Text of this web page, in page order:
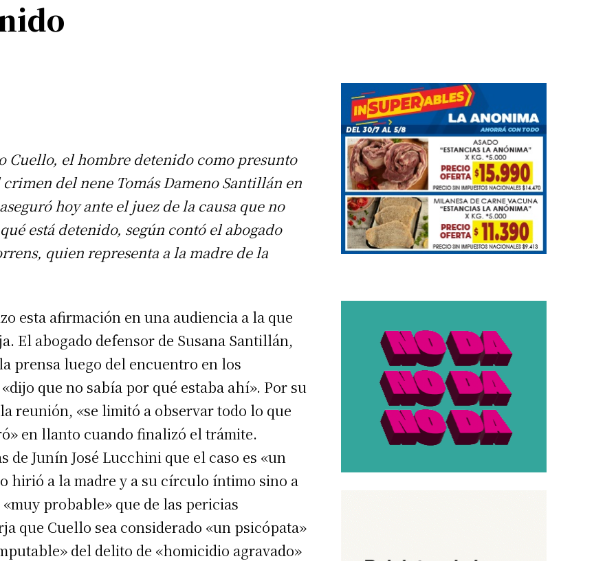
Cuello, el hombre detenido como presunto
del nene Tomás Dameno Santillán en
hoy ante el juez de la causa que no
está detenido, según contó el abogado
quien representa a la madre de la
esta afirmación en una audiencia a la que
El abogado defensor de Susana Santillán,
prensa luego del encuentro en los
que no sabía por qué estaba ahí». Por su
reunión, «se limitó a observar todo lo que
en llanto cuando finalizó el trámite.
de Junín José Lucchini que el caso es «un
hirió a la madre y a su círculo íntimo sino a
probable» que de las pericias
que Cuello sea considerado «un psicópata»
del delito de «homicidio agravado»